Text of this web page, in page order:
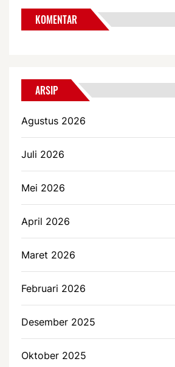
KOMENTAR
ARSIP
Agustus 2026
Juli 2026
Mei 2026
April 2026
Maret 2026
Februari 2026
Desember 2025
Oktober 2025